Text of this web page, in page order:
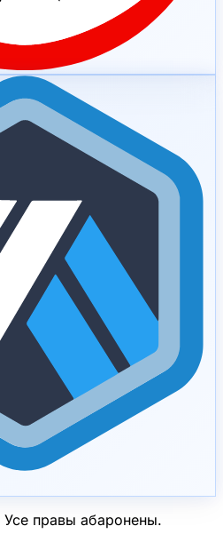
Усе правы абаронены.